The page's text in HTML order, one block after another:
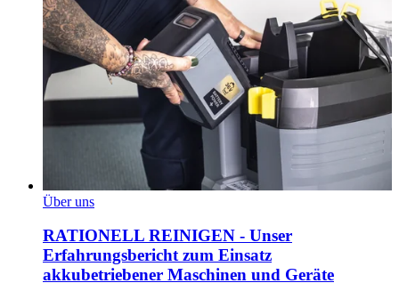
Über uns
RATIONELL REINIGEN - Unser
Erfahrungsbericht zum Einsatz
akkubetriebener Maschinen und Geräte